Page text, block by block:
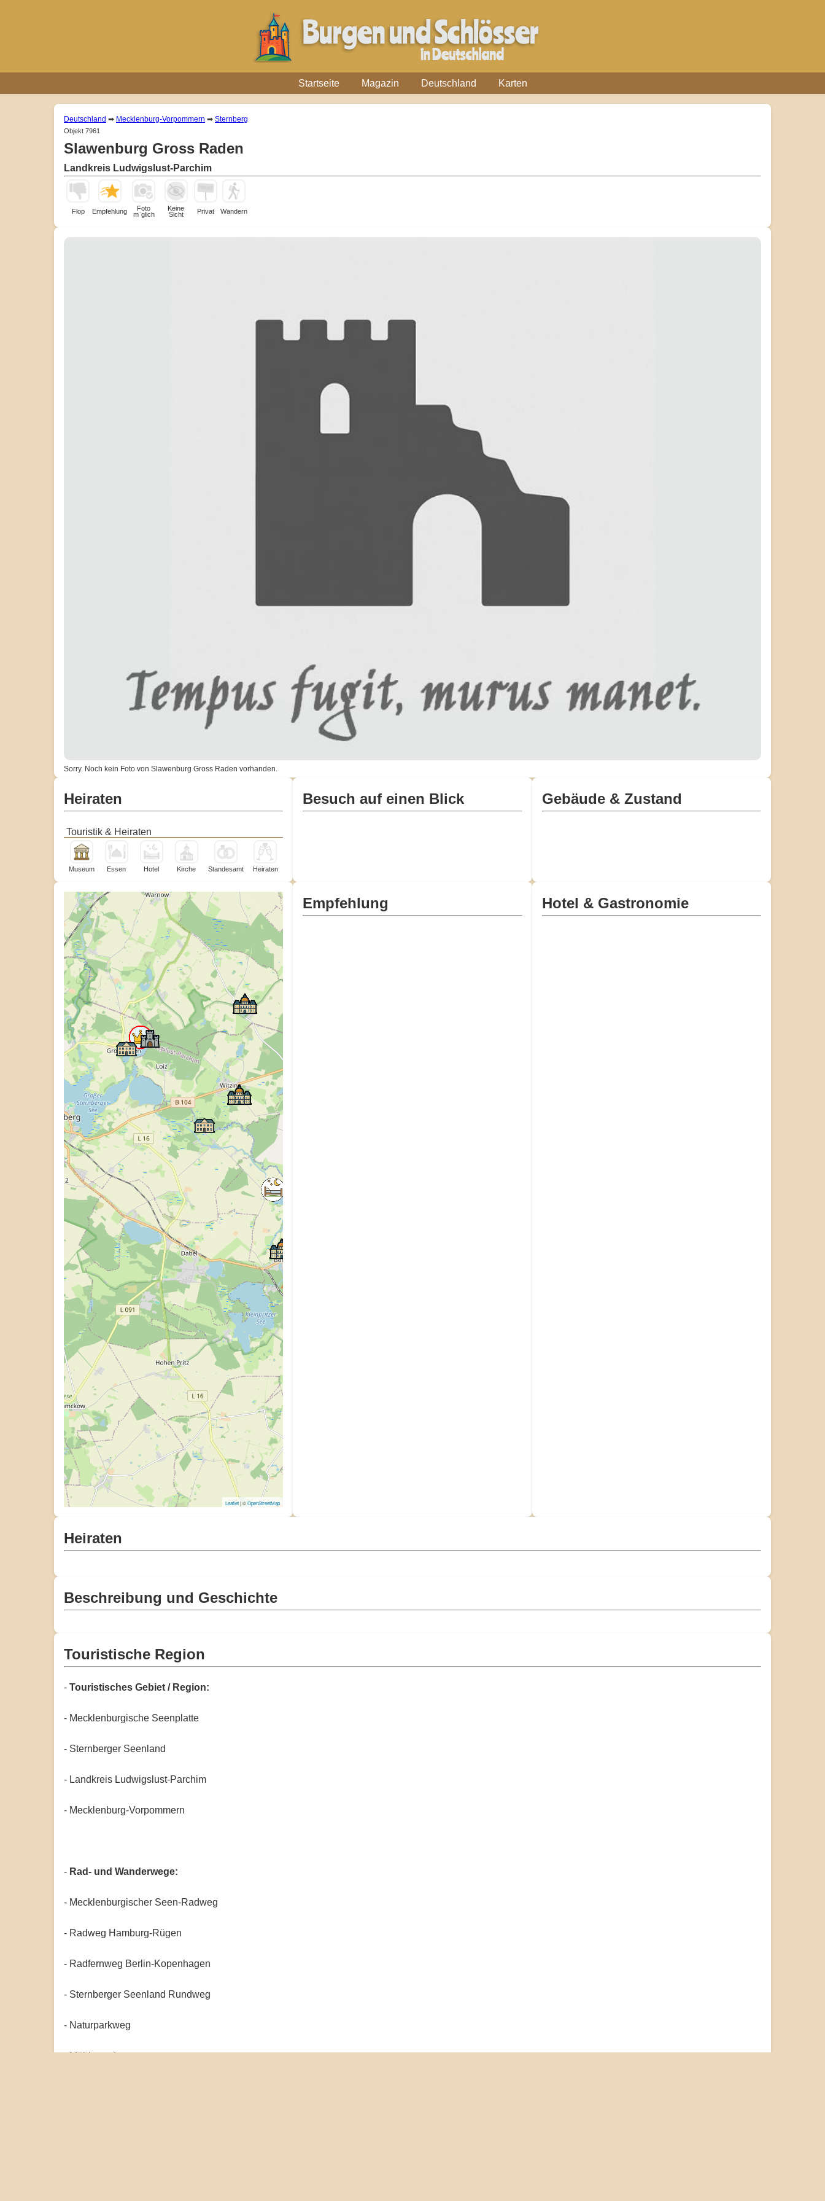
Startseite Magazin Deutschland Karten
Deutschland ➡ Mecklenburg-Vorpommern ➡ Sternberg
Objekt 7961
Slawenburg Gross Raden
Landkreis Ludwigslust-Parchim
Flop Empfehlung
Foto
m¨glich
Keine
Sicht
Privat Wandern
Sorry. Noch kein Foto von Slawenburg Gross Raden vorhanden.
Heiraten
Touristik & Heiraten
Museum Essen Hotel Kirche Standesamt Heiraten
Besuch auf einen Blick Gebäude & Zustand
Leaflet| ©OpenStreetMap
Empfehlung Hotel & Gastronomie
Heiraten
Beschreibung und Geschichte
Touristische Region
- Touristisches Gebiet / Region:
- Mecklenburgische Seenplatte
- Sternberger Seenland
- Landkreis Ludwigslust-Parchim
- Mecklenburg-Vorpommern
- Rad- und Wanderwege:
- Mecklenburgischer Seen-Radweg
- Radweg Hamburg-Rügen
- Radfernweg Berlin-Kopenhagen
- Sternberger Seenland Rundweg
- Naturparkweg
- Mühlenradweg